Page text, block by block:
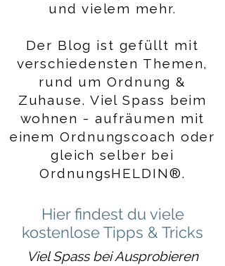
und vielem mehr.
Der Blog ist gefüllt mit
verschiedensten Themen,
rund um Ordnung &
Zuhause. Viel Spass beim
wohnen - aufräumen mit
einem Ordnungscoach oder
gleich selber bei
OrdnungsHELDIN®.
Hier findest du viele
kostenlose Tipps & Tricks
Viel Spass bei Ausprobieren